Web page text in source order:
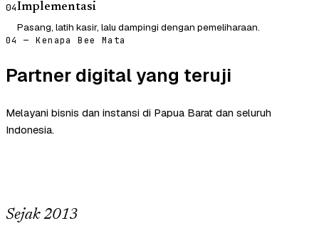
04Implementasi
Pasang, latih kasir, lalu dampingi dengan pemeliharaan.
04 — Kenapa Bee Mata
Partner digital yang teruji
Melayani bisnis dan instansi di Papua Barat dan seluruh
Indonesia.
Sejak 2013